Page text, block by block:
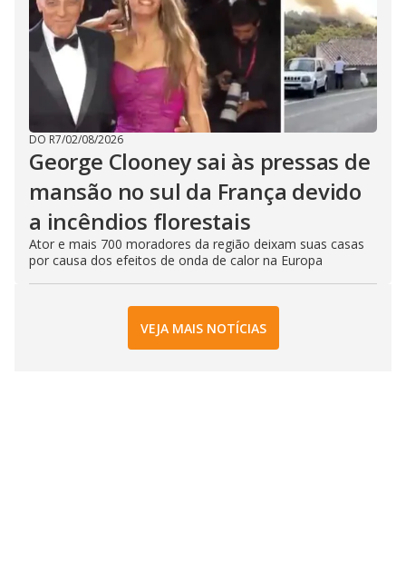
DO R7/02/08/2026
George Clooney sai às pressas de
mansão no sul da França devido
a incêndios florestais
Ator e mais 700 moradores da região deixam suas casas
por causa dos efeitos de onda de calor na Europa
VEJA MAIS NOTÍCIAS